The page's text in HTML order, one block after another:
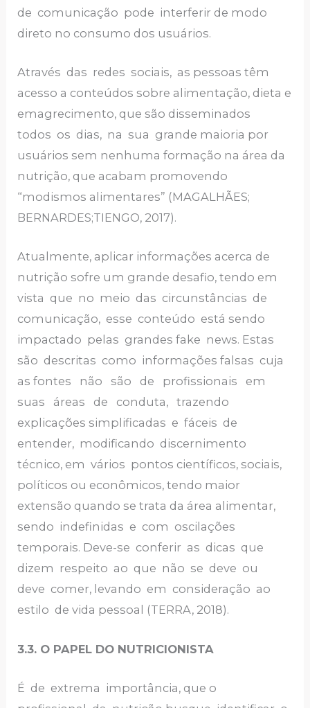
de comunicação pode interferir de modo
direto no consumo dos usuários.
Através das redes sociais, as pessoas têm
acesso a conteúdos sobre alimentação, dieta e
emagrecimento, que são disseminados
todos os dias, na sua grande maioria por
usuários sem nenhuma formação na área da
nutrição, que acabam promovendo
“modismos alimentares” (MAGALHÃES;
BERNARDES;TIENGO, 2017).
Atualmente, aplicar informações acerca de
nutrição sofre um grande desafio, tendo em
vista que no meio das circunstâncias de
comunicação, esse conteúdo está sendo
impactado pelas grandes fake news. Estas
são descritas como informações falsas cuja
as fontes não são de profissionais em
suas áreas de conduta, trazendo
explicações simplificadas e fáceis de
entender, modificando discernimento
técnico, em vários pontos científicos, sociais,
políticos ou econômicos, tendo maior
extensão quando se trata da área alimentar,
sendo indefinidas e com oscilações
temporais. Deve-se conferir as dicas que
dizem respeito ao que não se deve ou
deve comer, levando em consideração ao
estilo de vida pessoal (TERRA, 2018).
3.3. O PAPEL DO NUTRICIONISTA
É de extrema importância, que o